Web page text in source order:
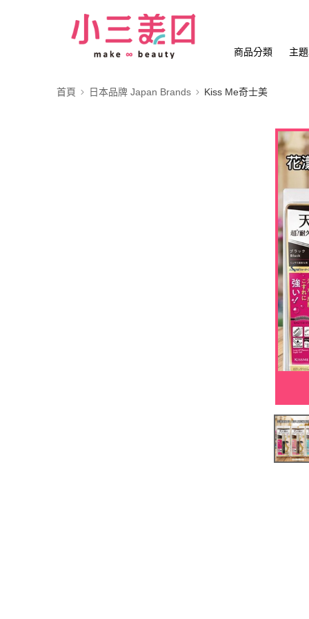
商品分類 主
首頁 日本品牌 Japan Brands Kiss Me奇士美